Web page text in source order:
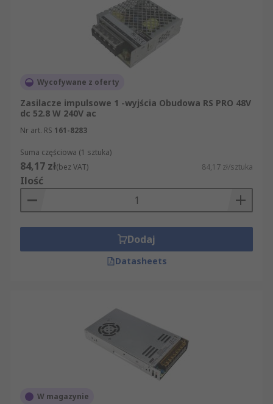
Wycofywane z oferty
Zasilacze impulsowe 1 -wyjścia Obudowa RS PRO 48V
dc 52.8 W 240V ac
Nr art. RS 161-8283
Suma częściowa (1 sztuka)
84,17 zł(bez VAT) 84,17 zł/sztuka
Ilość
Dodaj
Datasheets
W magazynie